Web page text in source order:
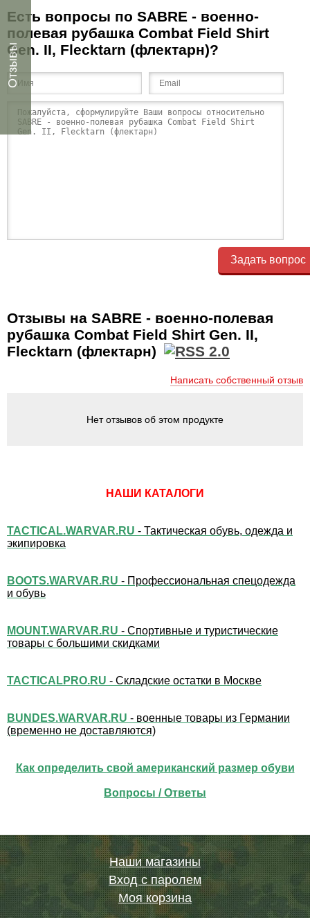
Есть вопросы по SABRE - военно-
полевая рубашка Combat Field Shirt
Gen. II, Flecktarn (флектарн)?
Задать вопрос
Отзывы на SABRE - военно-полевая
рубашка Combat Field Shirt Gen. II,
Flecktarn (флектарн)
Написать собственный отзыв
Нет отзывов об этом продукте
НАШИ КАТАЛОГИ
TACTICAL.WARVAR.RU - Тактическая обувь, одежда и
экипировка
BOOTS.WARVAR.RU - Профессиональная спецодежда
и обувь
MOUNT.WARVAR.RU - Спортивные и туристические
товары с большими скидками
TACTICALPRO.RU - Складские остатки в Москве
BUNDES.WARVAR.RU - военные товары из Германии
(временно не доставляются)
Как определить свой американский размер обуви
Вопросы / Ответы
Отзывы
Наши магазины
Вход с паролем
Моя корзина